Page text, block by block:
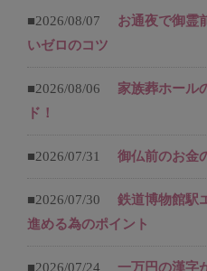
■2026/08/07
お通夜で御霊
いゼロのコツ
■2026/08/06
家族葬ホール
ド！
■2026/07/31 御仏前のお金
■2026/07/30
鉄道博物館駅
進める為のポイント
■2026/07/24
一万円の漢字